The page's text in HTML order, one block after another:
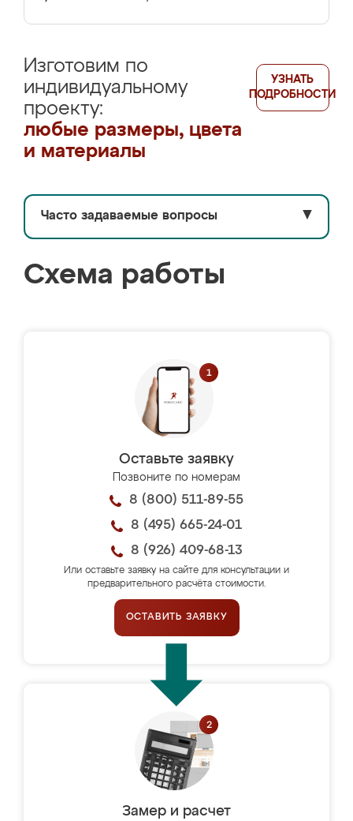
Изготовим по
индивидуальному
проекту:
любые размеры, цвета
и материалы
УЗНАТЬ
ПОДРОБНОСТИ
Часто задаваемые вопросы ▼
Схема работы
Оставьте заявку
Позвоните по номерам
8 (800) 511-89-55
8 (495) 665-24-01
8 (926) 409-68-13
Или оставьте заявку на сайте для консультации и
предварительного расчёта стоимости.
ОСТАВИТЬ ЗАЯВКУ
Замер и расчет